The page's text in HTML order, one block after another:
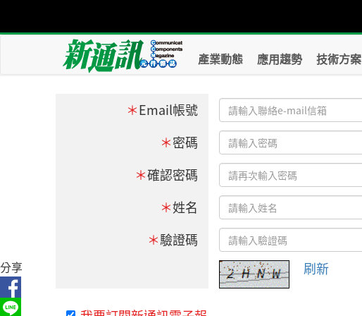
產業動態 應用趨勢 技術方案
＊Email帳號
＊密碼
＊確認密碼
＊姓名
＊驗證碼
刷新
分享